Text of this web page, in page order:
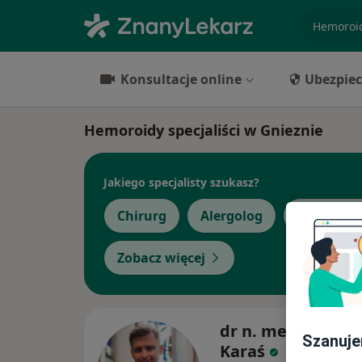
Konsultacje online
Hemoroidy specjaliści w Gnieznie
Jakiego specjalisty szukasz?
Chirurg Alergolog
Zobacz więcej
dr n. med.
Karaś